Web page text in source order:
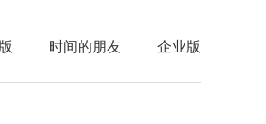
时间的朋友 企业版